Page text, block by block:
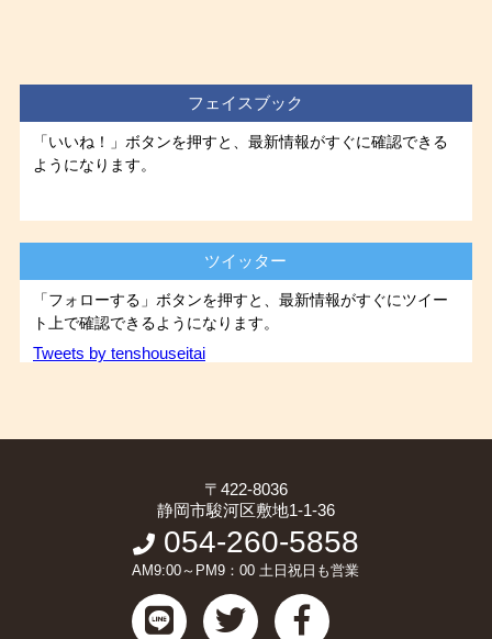
フェイスブック
「いいね！」ボタンを押すと、最新情報がすぐに確認できる
ようになります。
ツイッター
「フォローする」ボタンを押すと、最新情報がすぐにツイー
ト上で確認できるようになります。
Tweets by tenshouseitai
〒422-8036
静岡市駿河区敷地1-1-36
054-260-5858
AM9:00～PM9：00 土日祝日も営業